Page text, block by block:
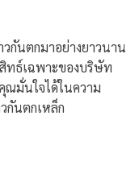
กันตกมาอย่างยาวนาน
ทธ์เฉพาะของบริษัท
ณมั่นใจได้ในความ
กันตกเหล็ก